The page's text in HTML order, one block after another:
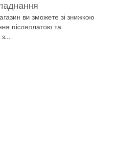
ви зможете зі знижкою
післяплатою та